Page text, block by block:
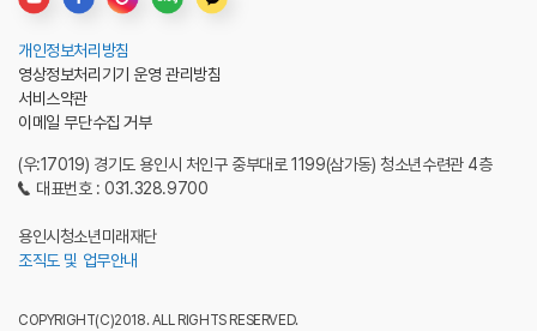
(우:17019) 경기도 용인시 처인구 중부대로 1199(삼가동) 청소년수련관 4층
대표번호 : 031.328.9700
용인시청소년미래재단
조직도 및 업무안내
COPYRIGHT(C)2018. ALL RIGHTS RESERVED.
개인정보처리방침
영상정보처리기기 운영 관리방침
서비스약관
이메일 무단수집 거부